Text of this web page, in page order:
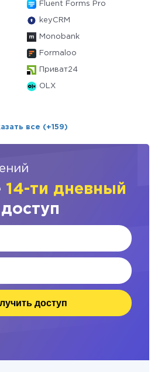
Fluent Forms Pro
keyCRM
Monobank
Formaloo
Приват24
OLX
все (+159)
14-ти дневный
доступ